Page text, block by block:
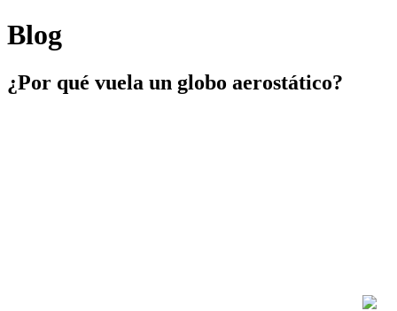
Blog
¿Por qué vuela un globo aerostático?